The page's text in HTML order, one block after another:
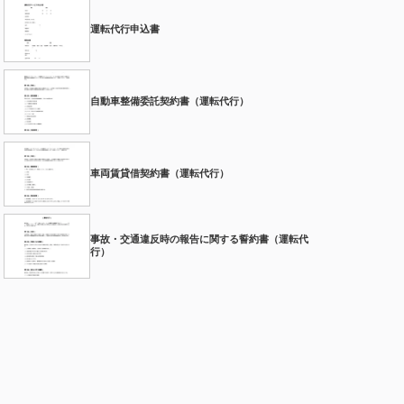
運転代行申込書
自動車整備委託契約書（運転代行）
車両賃貸借契約書（運転代行）
事故・交通違反時の報告に関する誓約書（運転代
行）